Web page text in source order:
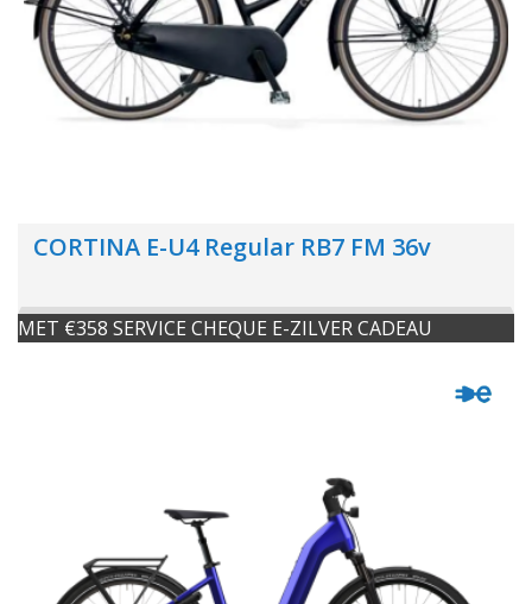
CORTINA E-U4 Regular RB7 FM 36v
MET €358 SERVICE CHEQUE E-ZILVER CADEAU